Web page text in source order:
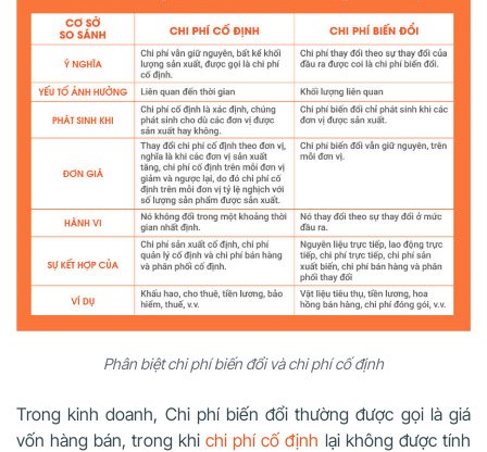
Phân biệt chi phí biến đổi và chi phí cố định
Trong kinh doanh, Chi phí biến đổi thường được gọi là giá
vốn hàng bán, trong khi chi phí cố định lại không được tính